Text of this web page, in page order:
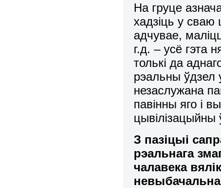
На груце
хадзіць у сваю
адчувае,
г.д. – усё гэта
толькі да
рэальны ўдзел
незаслужана
павінны яго і
цывілізацыйны
З пазіцыі
рэальнага
чалавека